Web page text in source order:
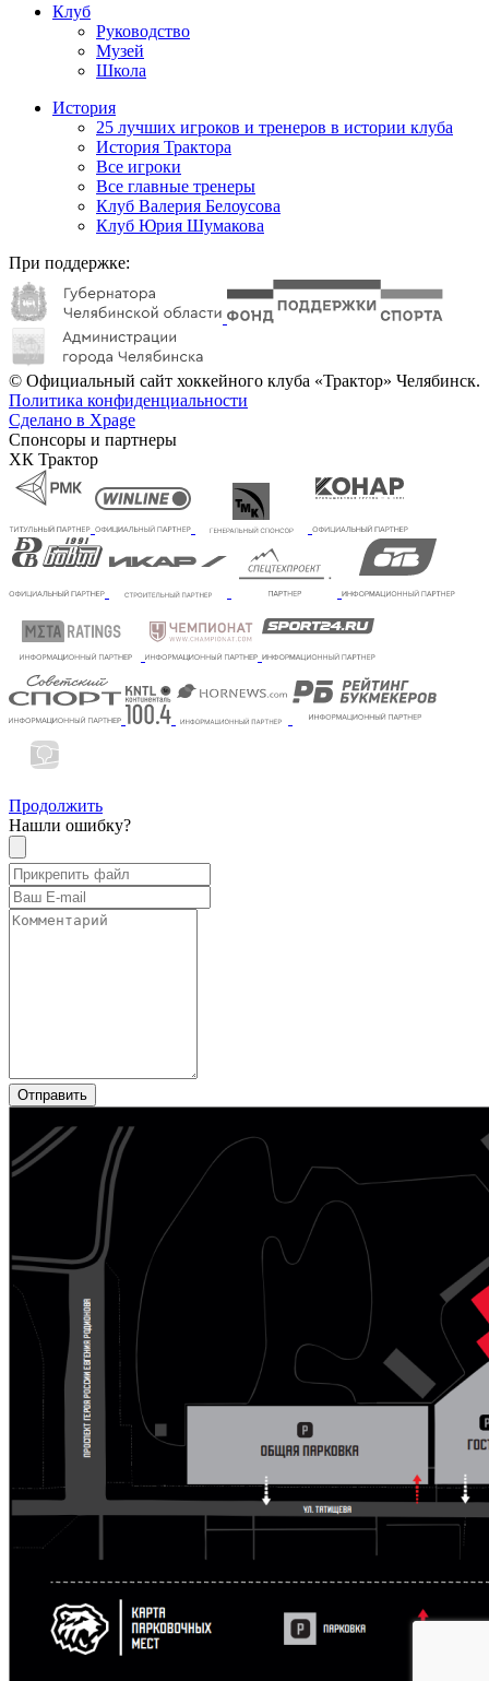
Клуб
Руководство
Музей
Школа
История
25 лучших игроков и тренеров в истории клуба
История Трактора
Все игроки
Все главные тренеры
Клуб Валерия Белоусова
Клуб Юрия Шумакова
При поддержке:
© Официальный сайт хоккейного клуба «Трактор» Челябинск.
Политика конфиденциальности
Сделано в Xpage
Спонсоры и партнеры
ХК Трактор
Продолжить
Нашли ошибку?